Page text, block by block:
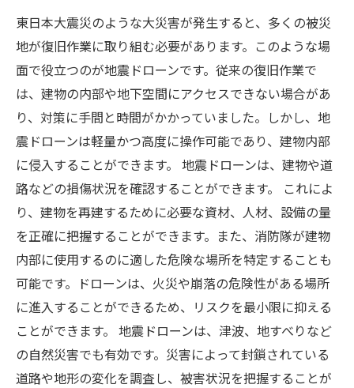
東日本大震災のような大災害が発生すると、多くの被災
地が復旧作業に取り組む必要があります。このような場
面で役立つのが地震ドローンです。従来の復旧作業で
は、建物の内部や地下空間にアクセスできない場合があ
り、対策に手間と時間がかかっていました。しかし、地
震ドローンは軽量かつ高度に操作可能であり、建物内部
に侵入することができます。 地震ドローンは、建物や道
路などの損傷状況を確認することができます。 これによ
り、建物を再建するために必要な資材、人材、設備の量
を正確に把握することができます。また、消防隊が建物
内部に使用するのに適した危険な場所を特定することも
可能です。ドローンは、火災や崩落の危険性がある場所
に進入することができるため、リスクを最小限に抑える
ことができます。 地震ドローンは、津波、地すべりなど
の自然災害でも有効です。災害によって封鎖されている
道路や地形の変化を調査し、被害状況を把握することが